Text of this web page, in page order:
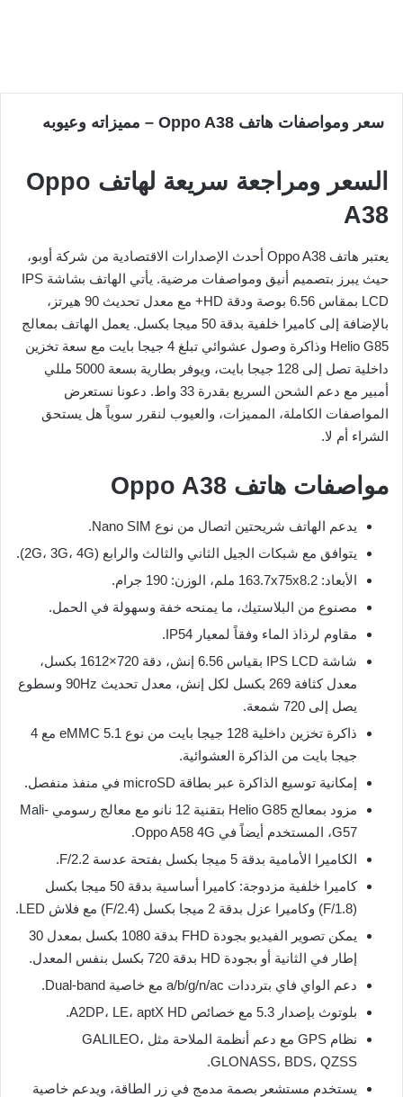
سعر ومواصفات هاتف Oppo A38 – مميزاته وعيوبه
السعر ومراجعة سريعة لهاتف Oppo
A38
يعتبر هاتف Oppo A38 أحدث الإصدارات الاقتصادية من شركة أوبو،
حيث يبرز بتصميم أنيق ومواصفات مرضية. يأتي الهاتف بشاشة IPS
LCD بمقاس 6.56 بوصة ودقة HD+ مع معدل تحديث 90 هيرتز،
بالإضافة إلى كاميرا خلفية بدقة 50 ميجا بكسل. يعمل الهاتف بمعالج
Helio G85 وذاكرة وصول عشوائي تبلغ 4 جيجا بايت مع سعة تخزين
داخلية تصل إلى 128 جيجا بايت، ويوفر بطارية بسعة 5000 مللي
أمبير مع دعم الشحن السريع بقدرة 33 واط. دعونا نستعرض
المواصفات الكاملة، المميزات، والعيوب لنقرر سوياً هل يستحق
الشراء أم لا.
مواصفات هاتف Oppo A38
يدعم الهاتف شريحتين اتصال من نوع Nano SIM.
يتوافق مع شبكات الجيل الثاني والثالث والرابع (2G، 3G، 4G).
الأبعاد: 163.7x75x8.2 ملم، الوزن: 190 جرام.
مصنوع من البلاستيك، ما يمنحه خفة وسهولة في الحمل.
مقاوم لرذاذ الماء وفقاً لمعيار IP54.
شاشة IPS LCD بقياس 6.56 إنش، دقة 720×1612 بكسل،
معدل كثافة 269 بكسل لكل إنش، معدل تحديث 90Hz وسطوع
يصل إلى 720 شمعة.
ذاكرة تخزين داخلية 128 جيجا بايت من نوع eMMC 5.1 مع 4
جيجا بايت من الذاكرة العشوائية.
إمكانية توسيع الذاكرة عبر بطاقة microSD في منفذ منفصل.
مزود بمعالج Helio G85 بتقنية 12 نانو مع معالج رسومي Mali-
G57، المستخدم أيضاً في Oppo A58 4G.
الكاميرا الأمامية بدقة 5 ميجا بكسل بفتحة عدسة F/2.2.
كاميرا خلفية مزدوجة: كاميرا أساسية بدقة 50 ميجا بكسل
(F/1.8) وكاميرا عزل بدقة 2 ميجا بكسل (F/2.4) مع فلاش LED.
يمكن تصوير الفيديو بجودة FHD بدقة 1080 بكسل بمعدل 30
إطار في الثانية أو بجودة HD بدقة 720 بكسل بنفس المعدل.
دعم الواي فاي بترددات a/b/g/n/ac مع خاصية Dual-band.
بلوتوث بإصدار 5.3 مع خصائص A2DP، LE، aptX HD.
نظام GPS مع دعم أنظمة الملاحة مثل GALILEO،
GLONASS، BDS، QZSS.
يستخدم مستشعر بصمة مدمج في زر الطاقة، ويدعم خاصية